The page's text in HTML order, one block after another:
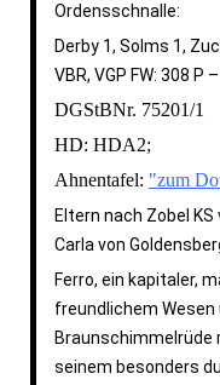
Ordensschnalle:
Derby 1, Solms 1,
VBR, VGP FW: 308 P
DGStBNr. 75201/1
HD: HDA2;
Ahnentafel: "zum
Eltern nach Zobel
Carla von
Ferro, ein kapitaler,
freundlichem
seinem besonders